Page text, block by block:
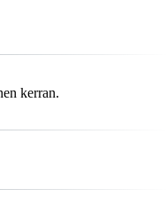
kerran.